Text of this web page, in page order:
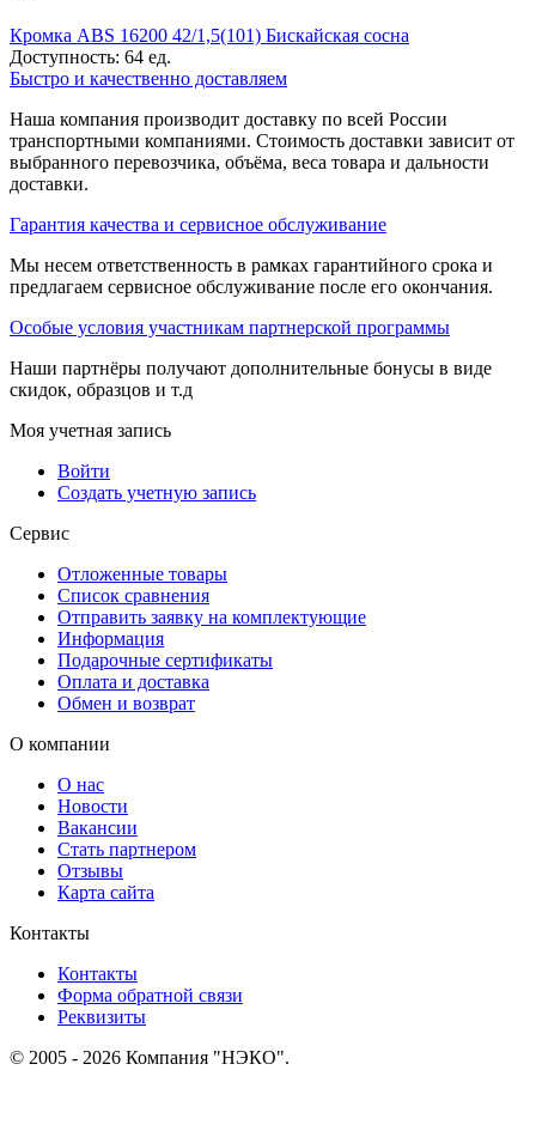
Кромка ABS 16200 42/1,5(101) Бискайская сосна
Доступность: 64 ед.
Быстро и качественно доставляем
Наша компания производит доставку по всей России
транспортными компаниями. Стоимость доставки зависит от
выбранного перевозчика, объёма, веса товара и дальности
доставки.
Гарантия качества и сервисное обслуживание
Мы несем ответственность в рамках гарантийного срока и
предлагаем сервисное обслуживание после его окончания.
Особые условия участникам партнерской программы
Наши партнёры получают дополнительные бонусы в виде
скидок, образцов и т.д
Моя учетная запись
Войти
Создать учетную запись
Сервис
Отложенные товары
Список сравнения
Отправить заявку на комплектующие
Информация
Подарочные сертификаты
Оплата и доставка
Обмен и возврат
О компании
О нас
Новости
Вакансии
Стать партнером
Отзывы
Карта сайта
Контакты
Контакты
Форма обратной связи
Реквизиты
© 2005 - 2026 Компания "НЭКО".